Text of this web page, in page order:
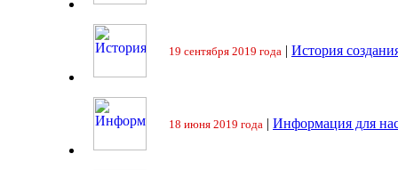
19 сентября 2019 года | История
18 июня 2019 года | Информация для